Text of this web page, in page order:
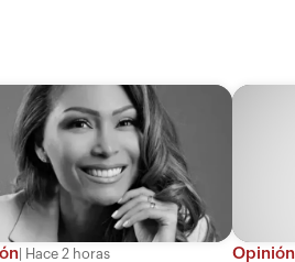
Hace 2 horas Opinión